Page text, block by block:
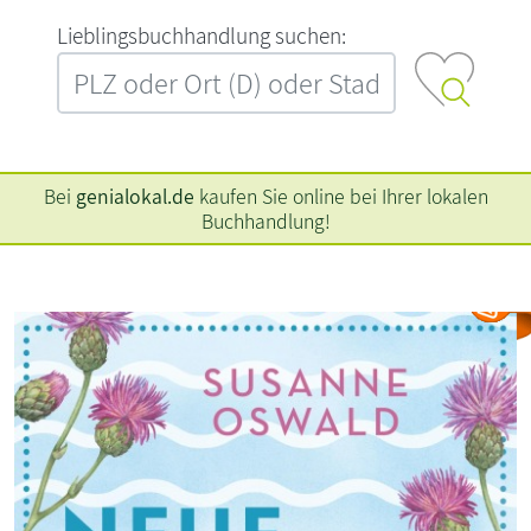
L‍i‍e‍b‍l‍i‍n‍g‍s‍b‍u‍c‍h‍h‍a‍n‍d‍l‍u‍n‍g‍ ‍s‍u‍c‍h‍e‍n‍:‍
Bei genialokal.de kaufen Sie online bei Ihrer lokalen
Buchhandlung!